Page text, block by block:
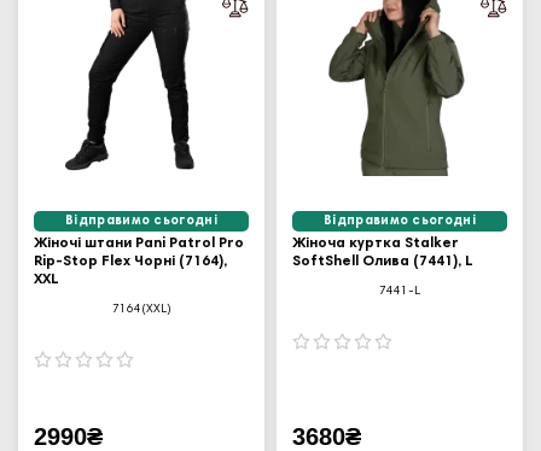
Відправимо сьогодні
Жіночі штани Pani Patrol Pro
Rip-Stop Flex Чорні (7164),
XXL
7164(XXL)
2990₴
Відправимо сьогодні
Жіноча куртка Stalker
SoftShell Олива (7441), L
7441-L
3680₴